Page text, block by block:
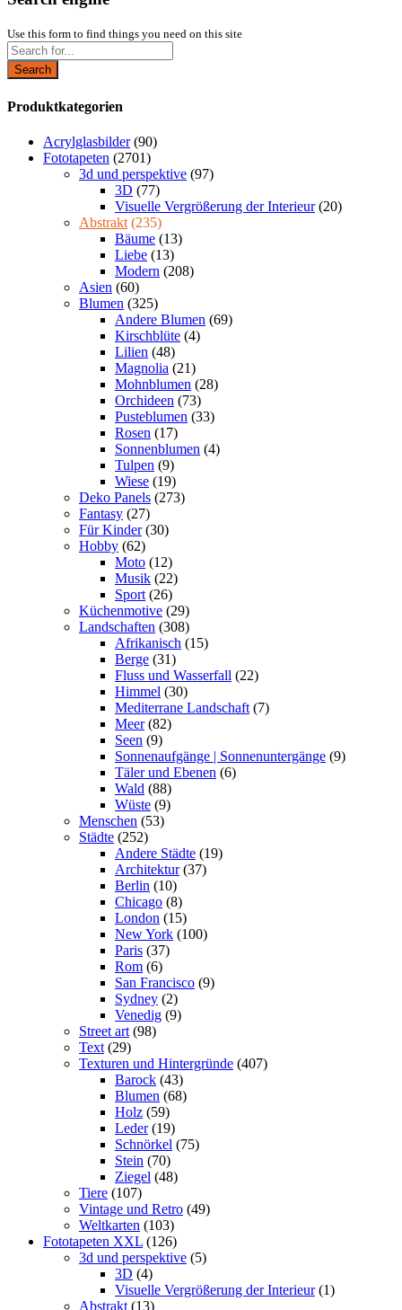
Use this form to find things you need on this site
Search
Produktkategorien
Acrylglasbilder (90)
Fototapeten (2701)
3d und perspektive (97)
3D (77)
Visuelle Vergrößerung der Interieur (20)
Abstrakt (235)
Bäume (13)
Liebe (13)
Modern (208)
Asien (60)
Blumen (325)
Andere Blumen (69)
Kirschblüte (4)
Lilien (48)
Magnolia (21)
Mohnblumen (28)
Orchideen (73)
Pusteblumen (33)
Rosen (17)
Sonnenblumen (4)
Tulpen (9)
Wiese (19)
Deko Panels (273)
Fantasy (27)
Für Kinder (30)
Hobby (62)
Moto (12)
Musik (22)
Sport (26)
Küchenmotive (29)
Landschaften (308)
Afrikanisch (15)
Berge (31)
Fluss und Wasserfall (22)
Himmel (30)
Mediterrane Landschaft (7)
Meer (82)
Seen (9)
Sonnenaufgänge | Sonnenuntergänge (9)
Täler und Ebenen (6)
Wald (88)
Wüste (9)
Menschen (53)
Städte (252)
Andere Städte (19)
Architektur (37)
Berlin (10)
Chicago (8)
London (15)
New York (100)
Paris (37)
Rom (6)
San Francisco (9)
Sydney (2)
Venedig (9)
Street art (98)
Text (29)
Texturen und Hintergründe (407)
Barock (43)
Blumen (68)
Holz (59)
Leder (19)
Schnörkel (75)
Stein (70)
Ziegel (48)
Tiere (107)
Vintage und Retro (49)
Weltkarten (103)
Fototapeten XXL (126)
3d und perspektive (5)
3D (4)
Visuelle Vergrößerung der Interieur (1)
Abstrakt (13)